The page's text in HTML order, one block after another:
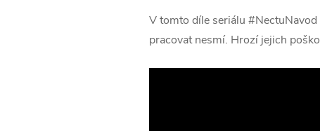
V tomto díle seriálu #NectuNavod
pracovat nesmí. Hrozí jejich